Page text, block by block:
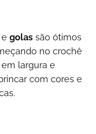
e golas são ótimos
no crochê
largura e
com cores e